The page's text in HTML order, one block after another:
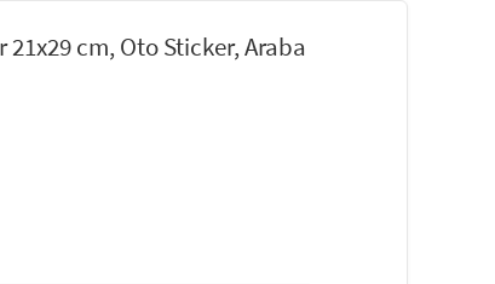
21x29 cm, Oto Sticker, Araba